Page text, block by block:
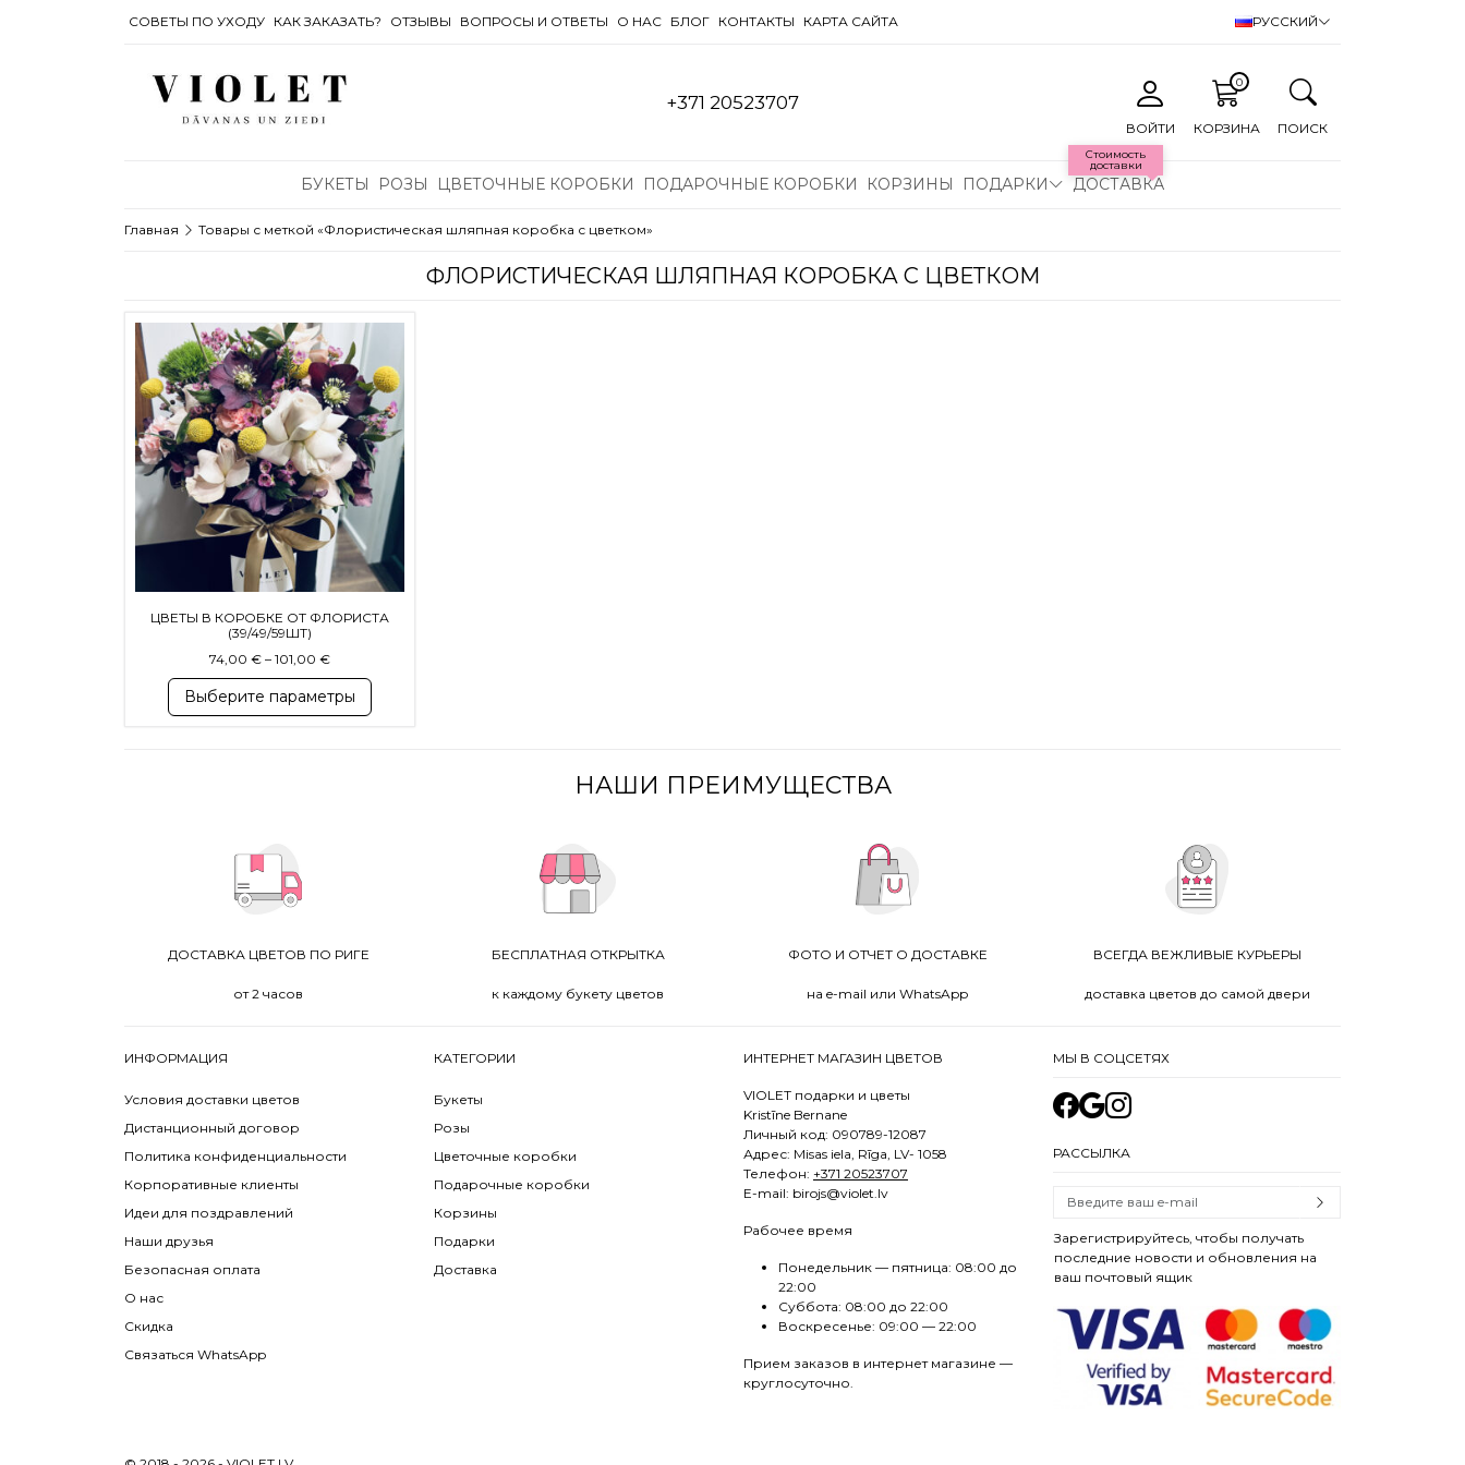
СОВЕТЫ ПО УХОДУ КАК ЗАКАЗАТЬ? OТЗЫВЫ ВОПРОСЫ И ОТВЕТЫ О НАС БЛОГ КОНТАКТЫ КАРТА САЙТА РУССКИЙ
+371 20523707
ВОЙТИ КОРЗИНА
0
ПОИСК
БУКЕТЫ РОЗЫ ЦВЕТОЧНЫЕ КОРОБКИ ПОДАРОЧНЫЕ КОРОБКИ КОРЗИНЫ ПОДАРКИ
Стоимость
доставки
ДОСТАВКА
Главная Товары с меткой «Флористическая шляпная коробка с цветком»
ФЛОРИСТИЧЕСКАЯ ШЛЯПНАЯ КОРОБКА С ЦВЕТКОМ
ЦВЕТЫ В КОРОБКЕ ОТ ФЛОРИСТА
(39/49/59ШТ)
74,00 € – 101,00 €Диапазон цен: 74,00 € – 101,00 €
Выберите параметры
Этот товар имеет несколько вариаций. Опции можно выбрать на странице товара.
НАШИ ПРЕИМУЩЕСТВА
ДОСТАВКА ЦВЕТОВ ПО РИГЕ
от 2 часов
БЕСПЛАТНАЯ ОТКРЫТКА
к каждому букету цветов
ФОТО И ОТЧЕТ О ДОСТАВКЕ
на e-mail или WhatsApp
ВСЕГДА ВЕЖЛИВЫЕ КУРЬЕРЫ
доставка цветов до самой двери
ИНФОРМАЦИЯ
Условия доставки цветов
Дистанционный договор
Политика конфиденциальности
Корпоративные клиенты
Идеи для поздравлений
Наши друзья
Безопасная оплата
О нас
Скидка
Связаться WhatsApp
КАТЕГОРИИ
Букеты
Розы
Цветочные коробки
Подарочные коробки
Корзины
Подарки
Доставка
ИНТЕРНЕТ МАГАЗИН ЦВЕТОВ
VIOLET подарки и цветы
Kristīne Bernane
Личный код: 090789-12087
Адрес: Misas iela, Rīga, LV- 1058
Телефон: +371 20523707
E-mail: birojs@violet.lv
Рабочее время
Понедельник — пятница: 08:00 до
22:00
Суббота: 08:00 до 22:00
Воскресенье: 09:00 — 22:00
Прием заказов в интернет магазине —
круглосуточно.
МЫ В СОЦСЕТЯХ
РАССЫЛКА
Зарегистрируйтесь, чтобы получать
последние новости и обновления на
ваш почтовый ящик